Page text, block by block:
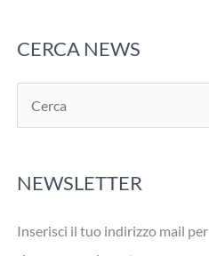
CERCA NEWS
e
c
:
NEWSLETTER
Inserisci il tuo indirizzo mail per